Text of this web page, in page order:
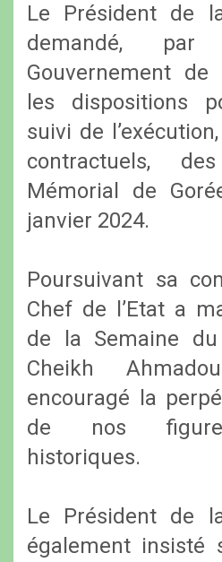
Le Président de
demandé,
Gouvernement
les dispositions
suivi de
contractuels,
Mémorial de
janvier 2024.
Poursuivant sa
Chef de l’Etat a
de la Semaine
Cheikh
encouragé la
de nos
historiques.
Le Président de
également insisté